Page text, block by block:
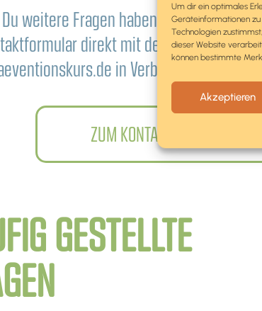
Um dir ein optimales
Geräteinformationen zu
Technologien
dieser Website
können bestimmte
Akzeptieren
weitere Fragen haben, kannst Du Dich
direkt mit dem Support
in Verbindung setzen.
ZUM KONTAKTFORMULAR
GESTELLTE